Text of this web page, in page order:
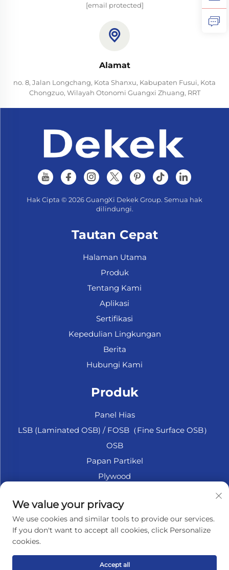
[email protected]
Alamat
no. 8, Jalan Longchang, Kota Shanxu, Kabupaten Fusui, Kota
Chongzuo, Wilayah Otonomi Guangxi Zhuang, RRT
Hak Cipta © 2026 GuangXi Dekek Group. Semua hak
dilindungi.
Tautan Cepat
Halaman Utama
Produk
Tentang Kami
Aplikasi
Sertifikasi
Kepedulian Lingkungan
Berita
Hubungi Kami
Produk
Panel Hias
LSB (Laminated OSB) / FOSB（Fine Surface OSB）
OSB
Papan Partikel
Plywood
Fiberboard
Aksesori
We value your privacy
We use cookies and similar tools to provide our services.
If you don't want to accept all cookies, click Personalize
cookies.
Accept all